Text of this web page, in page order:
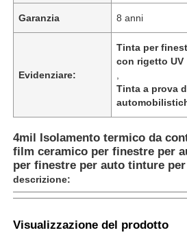
Casa
Garanzia 8 anni
Evidenziare:
Tinta per
con rigetto UV
Tinta a prova
4mil Isolamento termico da
film ceramico per finestre per
per finestre per auto tinture
descrizione:
Visualizzazione del prodotto